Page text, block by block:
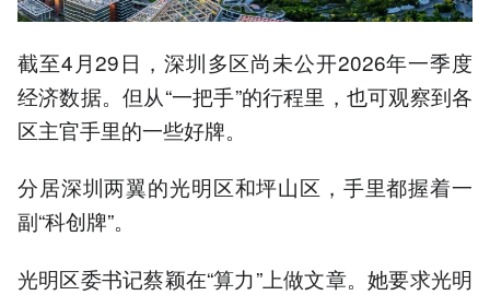
截至4月29日，深圳多区尚未公开2026年一季度
经济数据。但从“一把手”的行程里，也可观察到各
区主官手里的一些好牌。
分居深圳两翼的光明区和坪山区，手里都握着一
副“科创牌”。
光明区委书记蔡颖在“算力”上做文章。她要求光明